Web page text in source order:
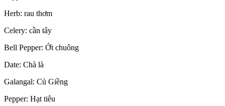
Herb: rau thơm
Celery: cần tây
Bell Pepper: Ớt chuông
Date: Chà là
Galangal: Củ Giềng
Pepper: Hạt tiêu